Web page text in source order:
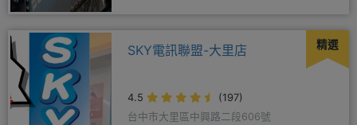
精選
SKY電訊聯盟-大里店
4.5
(197)
台中市大里區中興路二段606號